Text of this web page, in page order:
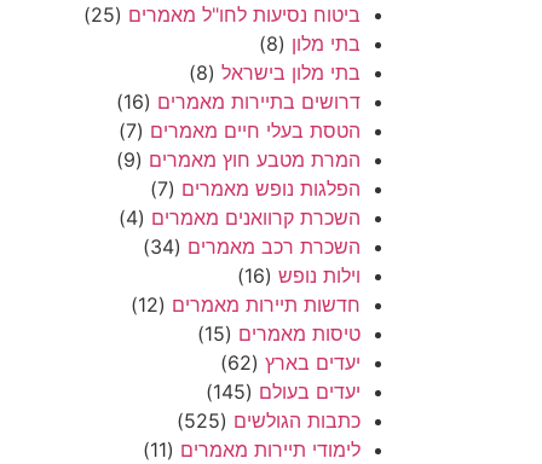
ביטוח נסיעות לחו"ל מאמרים (25)
בתי מלון (8)
בתי מלון בישראל (8)
דרושים בתיירות מאמרים (16)
הטסת בעלי חיים מאמרים (7)
המרת מטבע חוץ מאמרים (9)
הפלגות נופש מאמרים (7)
השכרת קרוואנים מאמרים (4)
השכרת רכב מאמרים (34)
וילות נופש (16)
חדשות תיירות מאמרים (12)
טיסות מאמרים (15)
יעדים בארץ (62)
יעדים בעולם (145)
כתבות הגולשים (525)
לימודי תיירות מאמרים (11)